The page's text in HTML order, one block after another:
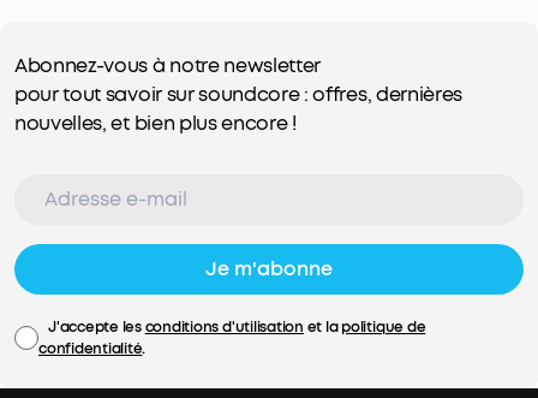
Abonnez-vous à notre newsletter
pour tout savoir sur soundcore : offres, dernières
nouvelles, et bien plus encore !
Je m'abonne
J'accepte lesconditions d'utilisation et lapolitique de
confidentialité.